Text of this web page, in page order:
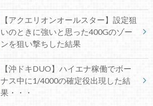
【アクエリオンオールスター】設定狙
いのときに強いと思った400Gのゾー
ンを狙い撃ちした結果
【沖ドキDUO】ハイエナ稼働でボー
ナス中に1/4000の確定役出現した結
果・・・